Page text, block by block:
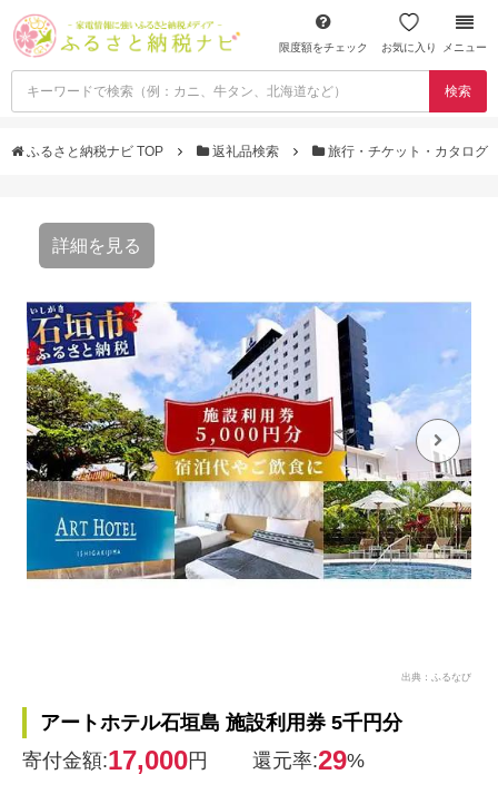
限度額をチェック お気に入り メニュー
検索
ふるさと納税ナビ TOP 返礼品検索 旅行・チケット・カタログ
詳細を見る
出典：ふるなび
アートホテル石垣島 施設利用券 5千円分
寄付金額:17,000円 還元率:29%